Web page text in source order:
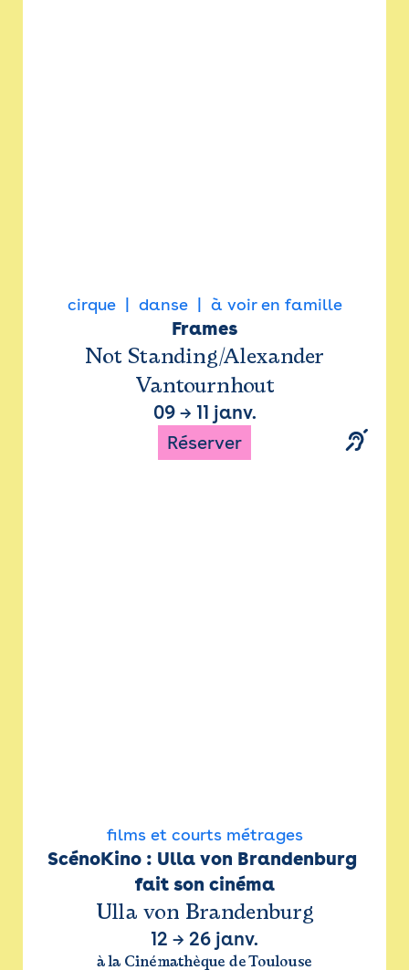
cirque danse à voir en famille
Frames
Not Standing/Alexander
Vantournhout
09→ 11 janv.
Réserver
films et courts métrages
ScénoKino : Ulla von Brandenburg
fait son cinéma
Ulla von Brandenburg
12 → 26 janv.
à la Cinémathèque de Toulouse